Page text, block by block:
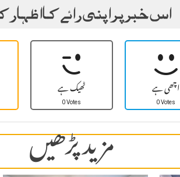
اس خبر پر اپنی رائے کا
ٹھیک ہے
0 Votes اچھی ہے
0 Votes
مزید پڑھیں